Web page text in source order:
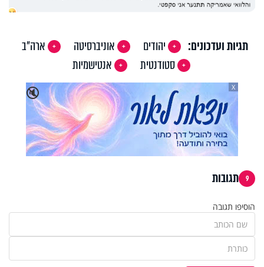
תגיות ועדכונים: יהודים אוניברסיטה
ארה"ב
סטודנטית
אנטישמיות
🔇
X
9 תגובות
הוסיפו תגובה